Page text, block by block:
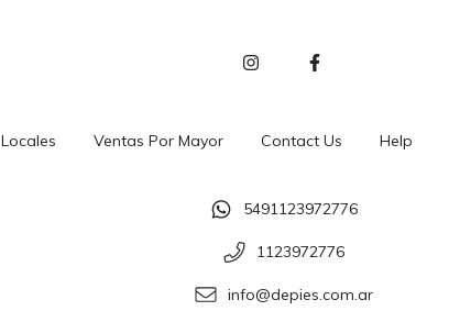
Locales Ventas Por Mayor Contact Us Help
5491123972776
1123972776
info@depies.com.ar